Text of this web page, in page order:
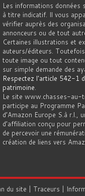
Les informations données
à titre indicatif. Il vous
vérifier auprès des
annonceurs ou de tout
Certaines illustrations et
auteurs/éditeurs.
toute image ou tout
sur simple demande des
Respectez l'article 542-1
patrimoine.
Le site www.chasses-au-
participe au Programme
d’Amazon Europe S.à r.l.,
d’affiliation conçu pour
de percevoir une
création de liens vers
du site | Traceurs |